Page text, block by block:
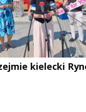
kielecki